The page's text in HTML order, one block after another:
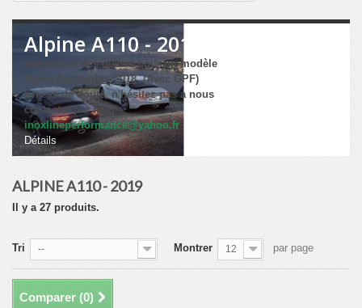
Alpine A110 - 2019
Affectation des pièces pour un modèle
Après Septembre 2018(Avec GPF)
En cas de doute, n'hésitez pas a nous
contacter par mail
inoxlineperformance@yahoo.fr
Détails
ALPINE A110 - 2019
Il y a 27 produits.
Tri -- Montrer 12 par page
Comparer (0)